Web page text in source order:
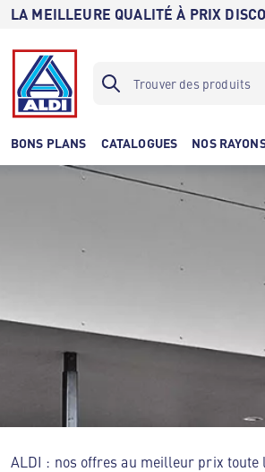
LA MEILLEURE QUALITÉ À PRIX
BONS PLANS CATALOGUES NOS
ALDI : nos offres au meilleur prix toute